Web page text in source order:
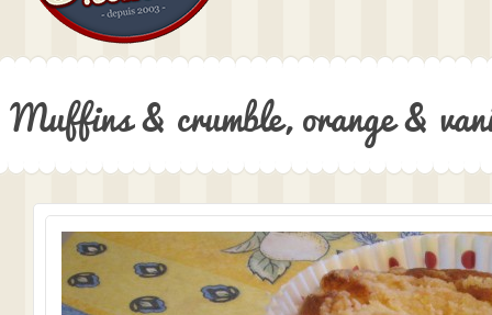
Muffins & crumble, orange &